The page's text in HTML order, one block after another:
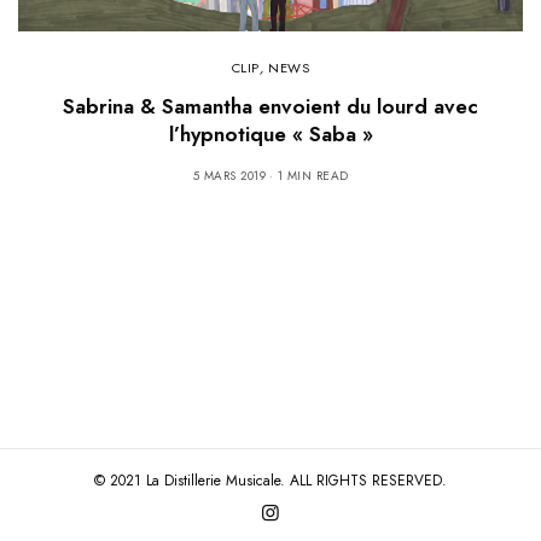
CLIP, NEWS
Sabrina & Samantha envoient du lourd avec
l’hypnotique « Saba »
5 MARS 2019 1 MIN READ
© 2021 La Distillerie Musicale. ALL RIGHTS RESERVED.